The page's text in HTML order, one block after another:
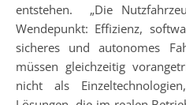
entstehen. „Die
Wendepunkt: Effizienz,
sicheres und autonomes
müssen gleichzeitig
nicht als